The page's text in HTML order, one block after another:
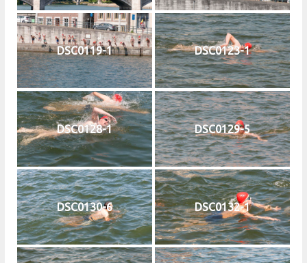
DSC0119-1 DSC0123-1
DSC0128-1 DSC0129-5
DSC0130-6 DSC0132-1